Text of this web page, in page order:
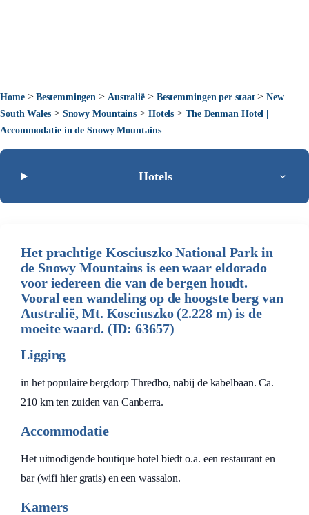
Home>Bestemmingen > Australië> Bestemmingen per staat>New
South Wales> Snowy Mountains > Hotels > The Denman Hotel |
Accommodatie in de Snowy Mountains
Hotels
Het prachtige Kosciuszko National Park in
de Snowy Mountains is een waar eldorado
voor iedereen die van de bergen houdt.
Vooral een wandeling op de hoogste berg van
Australië, Mt. Kosciuszko (2.228 m) is de
moeite waard. (ID: 63657)
Ligging
in het populaire bergdorp Thredbo, nabij de kabelbaan. Ca.
210 km ten zuiden van Canberra.
Accommodatie
Het uitnodigende boutique hotel biedt o.a. een restaurant en
bar (wifi hier gratis) en een wassalon.
Kamers